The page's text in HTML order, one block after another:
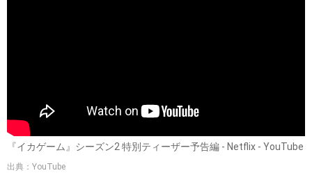
『イカゲーム』シーズン2 特別ティーザー予告編 - Netflix - YouTube
出典：YouTube